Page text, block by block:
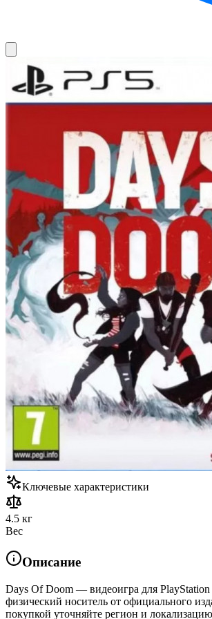
Ключевые характеристики
4.5 кг
Вес
Описание
Days Of Doom — видеоигра для
физический носитель от официального
покупкой уточняйте регион и